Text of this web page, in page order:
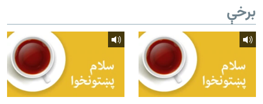
برخې